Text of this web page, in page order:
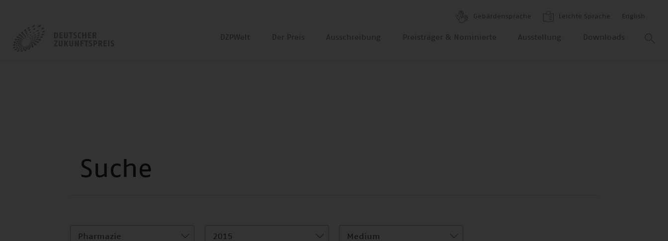
Gebärdensprache Leichte Sprache English
DZPWelt Der Preis Ausschreibung Preisträger & Nominierte Ausstellung Downloads
Pharmazie 2015 Medium